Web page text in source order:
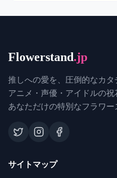
Flowerstand.jp
推しへの愛を、圧倒的なカタ
アニメ・声優・アイドルの祝
あなただけの特別なフラワー
サイトマップ